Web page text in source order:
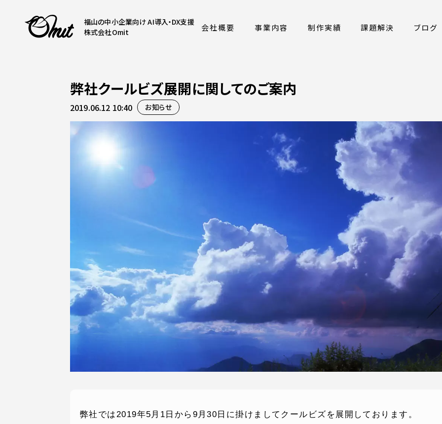
福山の中小企業向け AI導入・DX支援
株式会社Omit
会社概要 事業内容 制作実績 課題解決 ブログ
弊社クールビズ展開に関してのご案内
2019.06.12 10:40 お知らせ
弊社では2019年5月1日から9月30日に掛けましてクールビズを展開しております。